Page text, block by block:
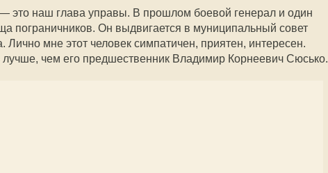
это наш глава управы. В прошлом боевой генерал и один
пограничников. Он выдвигается в муниципальный совет
Лично мне этот человек симпатичен, приятен, интересен.
лучше, чем его предшественник Владимир Корнеевич Сюсько.